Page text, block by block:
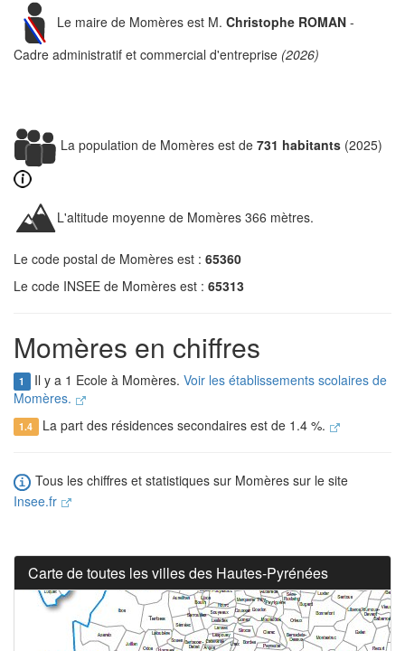
Le maire de Momères est M. Christophe ROMAN -
Cadre administratif et commercial d'entreprise (2026)
La population de Momères est de 731 habitants (2025)
L'altitude moyenne de Momères 366 mètres.
Le code postal de Momères est : 65360
Le code INSEE de Momères est : 65313
Momères en chiffres
1 Il y a 1 Ecole à Momères. Voir les établissements scolaires de
Momères.
1.4 La part des résidences secondaires est de 1.4 %.
Tous les chiffres et statistiques sur Momères sur le site
Insee.fr
Carte de toutes les villes des Hautes-Pyrénées